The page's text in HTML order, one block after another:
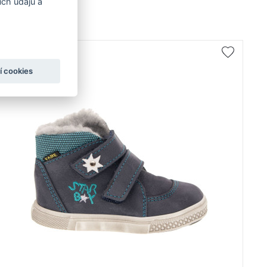
Kůže / textil
cookies